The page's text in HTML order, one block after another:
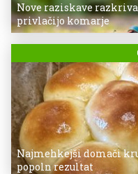
Nove raziskave
privlačijo komarje
Najmehkejši domači
popoln rezultat